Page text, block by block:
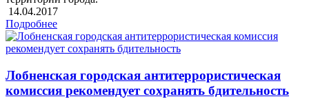
14.04.2017
Подробнее
Лобненская городская антитеррористическая
комиссия рекомендует сохранять бдительность